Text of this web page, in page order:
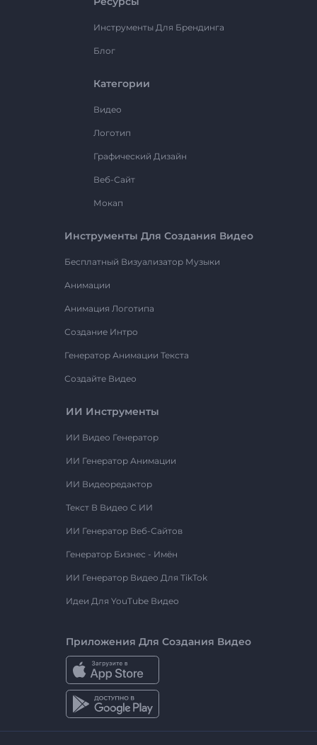
Инструменты Для Брендинга
Блог
Категории
Видео
Логотип
Графический Дизайн
Веб-Сайт
Мокап
Инструменты Для Создания Видео
Бесплатный Визуализатор Музыки
Анимации
Анимация Логотипа
Создание Интро
Генератор Анимации Текста
Создайте Видео
ИИ Инструменты
ИИ Видео Генератор
ИИ Генератор Анимации
ИИ Видеоредактор
Текст В Видео С ИИ
ИИ Генератор Веб-Сайтов
Генератор Бизнес - Имён
ИИ Генератор Видео Для TikTok
Идеи Для YouTube Видео
Приложения Для Создания Видео